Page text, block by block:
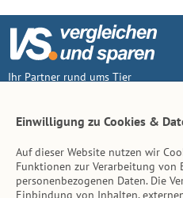
Ihr Partner rund ums Tier
Inhalt
Tierarzt-Suche
Einwilligung zu Cookies &
Auf dieser Website nutzen wir
Funktionen zur Verarbeitung von
personenbezogenen Daten. Die
Einbindung von Inhalten,